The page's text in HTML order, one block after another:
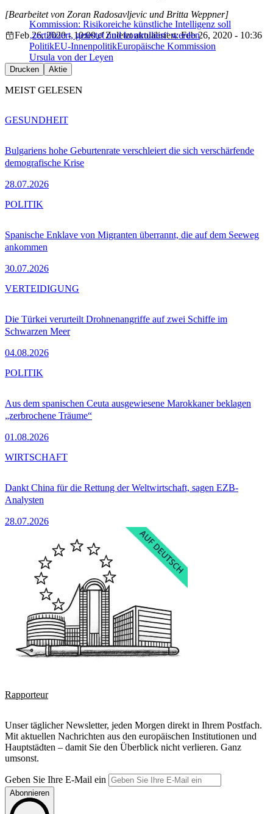
Kommission: Risikoreiche künstliche Intelligenz soll
‚zertifiziert, getestet und kontrolliert‘ werden
[Bearbeitet von Zoran Radosavljevic und Britta Weppner]
Feb 26, 2020 - 10:00
Zuletzt aktualisiert: Feb 26, 2020 - 10:36
PolitikEU-InnenpolitikEuropäische Kommission
Ursula von der Leyen
Drucken Aktie
MEIST GELESEN
Bulgariens hohe Geburtenrate verschleiert die sich verschärfende
demografische Krise
28.07.2026
GESUNDHEIT
Spanische Enklave von Migranten überrannt, die auf dem Seeweg
ankommen
30.07.2026
POLITIK
Die Türkei verurteilt Drohnenangriffe auf zwei Schiffe im
Schwarzen Meer
04.08.2026
VERTEIDIGUNG
Aus dem spanischen Ceuta ausgewiesene Marokkaner beklagen
„zerbrochene Träume“
01.08.2026
POLITIK
Dankt China für die Rettung der Weltwirtschaft, sagen EZB-
Analysten
28.07.2026
WIRTSCHAFT
Rapporteur
Unser täglicher Newsletter, jeden Morgen direkt in Ihrem Postfach.
Mit aktuellen Nachrichten aus den europäischen Institutionen und
Hauptstädten – damit Sie den Überblick nicht verlieren. Ganz
umsonst.
Geben Sie Ihre E-Mail ein
Abonnieren